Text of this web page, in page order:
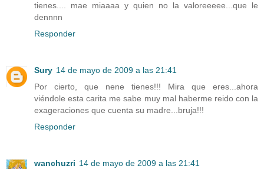
tienes.... mae miaaaa y quien no la valoreeeee...que le
dennnn
Responder
Sury 14 de mayo de 2009 a las 21:41
Por cierto, que nene tienes!!! Mira que eres...ahora
viéndole esta carita me sabe muy mal haberme reido con la
exageraciones que cuenta su madre...bruja!!!
Responder
wanchuzri 14 de mayo de 2009 a las 21:41